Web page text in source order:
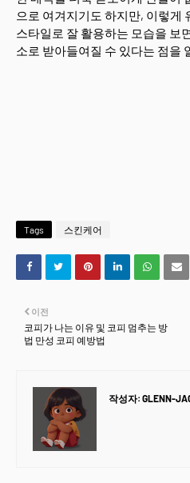
으로 여겨지기도 하지만, 이렇게
스타일로 잘 활용하는 모습을 보
소로 받아들여질 수 있다는 점을
Tags 스킨케어
이전
코피가 나는 이유 및 코피 멈추는 방
법 만성 코피 예방법
작성자: GLENN-